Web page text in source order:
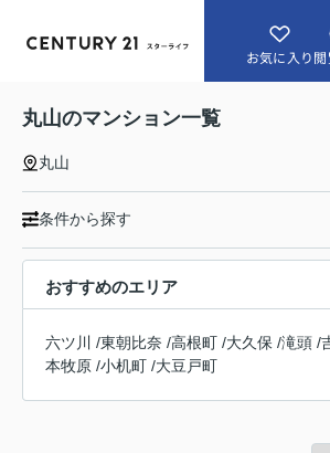
お気に入り
丸山のマンション一覧
丸山
条件から探す
おすすめのエリア
六ツ川 /東朝比奈 /高根町 /大久保 /滝頭 /
本牧原 /小机町 /大豆戸町